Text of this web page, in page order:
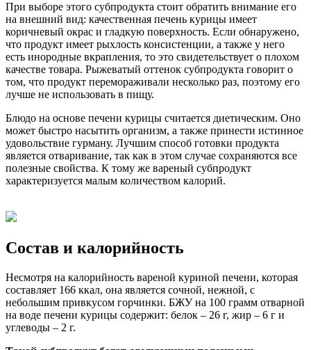
При выборе этого субпродукта стоит обратить внимание его
на внешний вид: качественная печень курицы имеет
коричневый окрас и гладкую поверхность. Если обнаружено,
что продукт имеет рыхлость консистенции, а также у него
есть инородные вкрапления, то это свидетельствует о плохом
качестве товара. Рыжеватый оттенок субпродукта говорит о
том, что продукт перемораживали несколько раз, поэтому его
лучше не использовать в пищу.
Блюдо на основе печени курицы считается диетическим. Оно
может быстро насытить организм, а также принести истинное
удовольствие гурману. Лучшим способ готовки продукта
является отваривание, так как в этом случае сохраняются все
полезные свойства. К тому же вареный субпродукт
характеризуется малым количеством калорий.
Состав и калорийность
Несмотря на калорийность вареной куриной печени, которая
составляет 166 ккал, она является сочной, нежной, с
небольшим привкусом горчинки. БЖУ на 100 грамм отварной
на воде печени курицы содержит: белок – 26 г, жир – 6 г и
углеводы – 2 г.